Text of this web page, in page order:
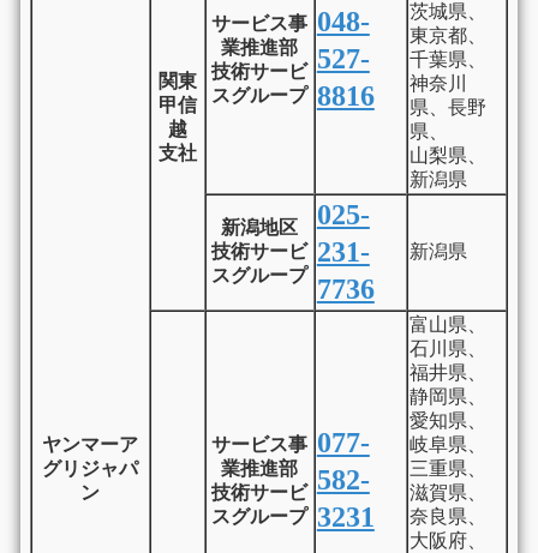
ヤンマーア
グリジャパ
ン
関東
甲信
越
支社
サービス事
業推進部
技術サービ
スグループ
048-
527-
8816
茨城県、
東京都、
千葉県、
神奈川
県、長野
県、
山梨県、
新潟県
新潟地区
技術サービ
スグループ
025-
231-
7736
新潟県
サービス事
業推進部
技術サービ
スグループ
077-
582-
3231
富山県、
石川県、
福井県、
静岡県、
愛知県、
岐阜県、
三重県、
滋賀県、
奈良県、
大阪府、